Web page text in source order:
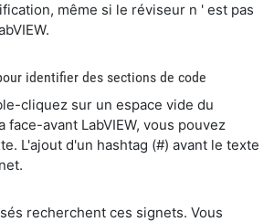
même si le réviseur n ' est pas
identifier des sections de code
cliquez sur un espace vide du
face-avant LabVIEW, vous pouvez
L'ajout d'un hashtag (#) avant le texte
recherchent ces signets. Vous